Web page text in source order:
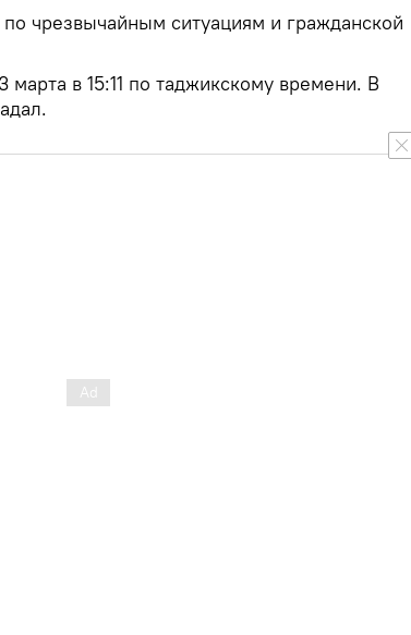
чрезвычайным ситуациям и гражданской
в 15:11 по таджикскому времени. В